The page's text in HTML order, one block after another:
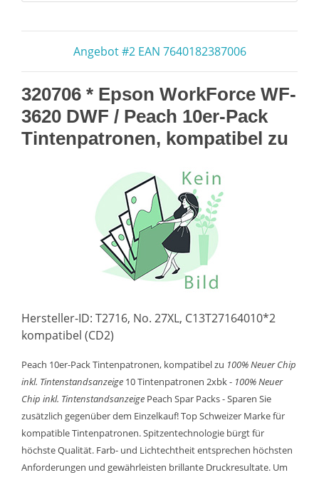
Angebot #2 EAN 7640182387006
320706 * Epson WorkForce WF-
3620 DWF / Peach 10er-Pack
Tintenpatronen, kompatibel zu
Hersteller-ID: T2716, No. 27XL, C13T27164010*2
kompatibel (CD2)
Peach 10er-Pack Tintenpatronen, kompatibel zu 100% Neuer Chip
inkl. Tintenstandsanzeige 10 Tintenpatronen 2xbk - 100% Neuer
Chip inkl. Tintenstandsanzeige Peach Spar Packs - Sparen Sie
zusätzlich gegenüber dem Einzelkauf! Top Schweizer Marke für
kompatible Tintenpatronen. Spitzentechnologie bürgt für
höchste Qualität. Farb- und Lichtechtheit entsprechen höchsten
Anforderungen und gewährleisten brillante Druckresultate. Um